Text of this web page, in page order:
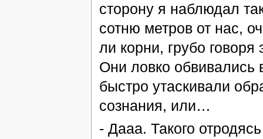
сторону я наблюдал
сотню метров от нас,
ли корни, грубо
Они ловко обвивались
быстро утаскивали
сознания, или…
- Дааа. Такого